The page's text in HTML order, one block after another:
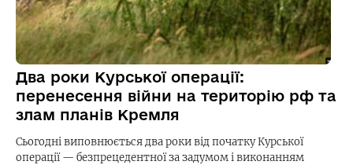
Два роки Курської операції:
перенесення війни на територію рф та
злам планів Кремля
Сьогодні виповнюється два роки від початку Курської
операції — безпрецедентної за задумом і виконанням